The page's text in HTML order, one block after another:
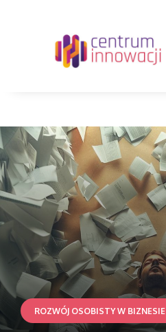
ROZWÓJ OSOBISTY W BIZNESIE